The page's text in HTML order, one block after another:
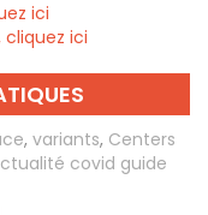
ici
ici
, variants, Centers
covid guide